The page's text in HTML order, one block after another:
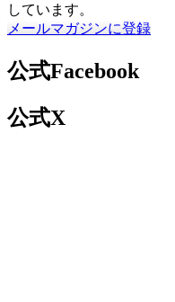
しています。
メールマガジンに登録
公式Facebook
公式X